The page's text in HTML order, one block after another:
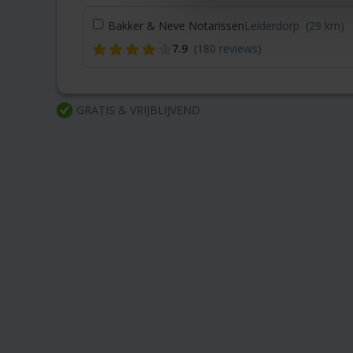
Bakker & Neve NotarissenLeiderdorp (29 km)
7.9 (180 reviews)
GRATIS & VRIJBLIJVEND